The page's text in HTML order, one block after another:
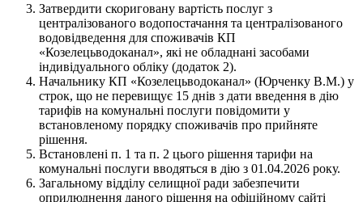
Затвердити скориговану вартість послуг з
централізованого водопостачання та централізованого
водовідведення для споживачів КП
«Козелецьводоканал», які не обладнані засобами
індивідуального обліку (додаток 2).
Начальнику КП «Козелецьводоканал» (Юрченку В.М.) у
строк, що не перевищує 15 днів з дати введення в дію
тарифів на комунальні послуги повідомити у
встановленому порядку споживачів про прийняте
рішення.
Встановлені п. 1 та п. 2 цього рішення тарифи на
комунальні послуги вводяться в дію з 01.04.2026 року.
Загальному відділу селищної ради забезпечити
оприлюднення даного рішення на офіційному сайті